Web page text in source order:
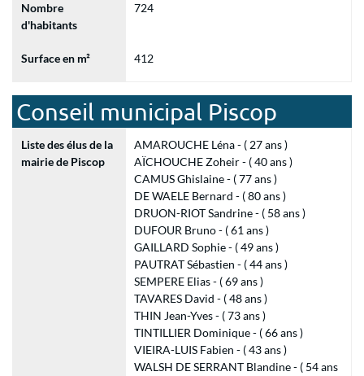
Nombre
d'habitants
724
Surface en m² 412
Conseil municipal Piscop
Liste des élus de la
mairie de Piscop
AMAROUCHE Léna - ( 27 ans )
AÏCHOUCHE Zoheir - ( 40 ans )
CAMUS Ghislaine - ( 77 ans )
DE WAELE Bernard - ( 80 ans )
DRUON-RIOT Sandrine - ( 58 ans )
DUFOUR Bruno - ( 61 ans )
GAILLARD Sophie - ( 49 ans )
PAUTRAT Sébastien - ( 44 ans )
SEMPERE Elias - ( 69 ans )
TAVARES David - ( 48 ans )
THIN Jean-Yves - ( 73 ans )
TINTILLIER Dominique - ( 66 ans )
VIEIRA-LUIS Fabien - ( 43 ans )
WALSH DE SERRANT Blandine - ( 54 ans